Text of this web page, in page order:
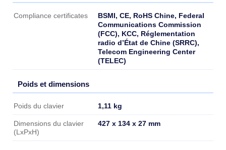
Durabilité
Compliance certificates
BSMI, CE, RoHS Chine, Federal
Communications Commission
(FCC), KCC, Réglementation
radio d’État de Chine (SRRC),
Telecom Engineering Center
(TELEC)
Poids et dimensions
Poids et dimensions
Poids du clavier 1,11 kg
Dimensions du clavier
(LxPxH)
427 x 134 x 27 mm